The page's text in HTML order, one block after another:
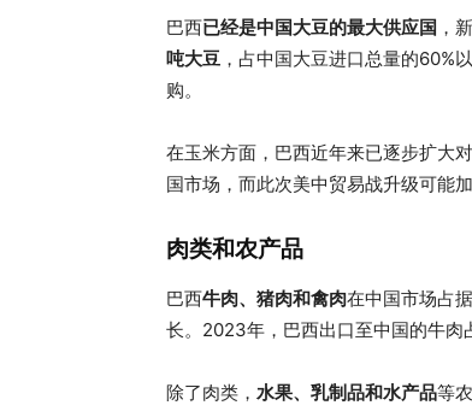
巴西已经是中国大豆的最大供应国 ，
吨大豆 ，占中国大豆进口总量的60%
购。
在玉米方面，巴西近年来已逐步扩大
国市场，而此次美中贸易战升级可能加
肉类和农产品
巴西牛肉、猪肉和禽肉在中国市场占
长。2023年，巴西出口至中国的牛肉
除了肉类， 水果、乳制品和水产品等